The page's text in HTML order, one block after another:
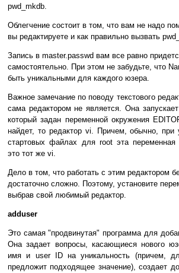
pwd_mkdb.
Облегчение состоит в том, что вам не надо
вы редактируете и как правильно вызвать
Запись в master.passwd вам все равно
самостоятельно. При этом не забудьте, что
быть уникальными для каждого юзера.
Важное замечание по поводу текстового
сама редактором не является. Она
который задан переменной окружения
найдет, то редактор vi. Причем, обычно, при
стартовых файлах для root эта переменная
это тот же vi.
Дело в том, что работать с этим редактором
достаточно сложно. Поэтому, установите
выбрав свой любимый редактор.
adduser
Это самая "продвинутая" программа для
Она задает вопросы, касающиеся нового
имя и user ID на уникальность (причем,
предложит подходящее значение), создает